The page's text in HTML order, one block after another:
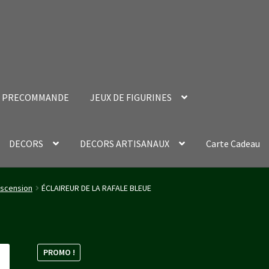
PRECOMMANDE JEUX DE FIGURINES
DECORS DECORS ARTISANAUX Carte Cadeau
Success PageValidation de la commande
ÉCLAIREUR DE LA RAFALE BLEUE
PROMO !